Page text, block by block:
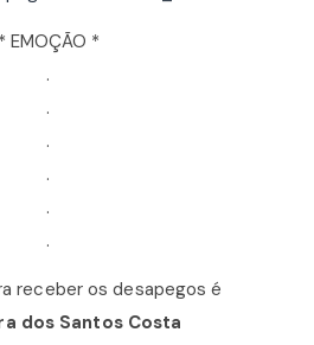
* EMOÇÃO *
.
.
.
.
.
.
receber os desapegos é
dos Santos Costa